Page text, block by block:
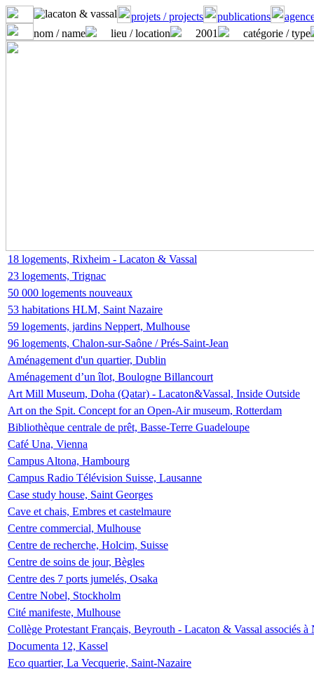
projets / projects publications
nom / name
lieu / location 2001 catégorie / type
18 logements, Rixheim - Lacaton & Vassal
23 logements, Trignac
50 000 logements nouveaux
53 habitations HLM, Saint Nazaire
59 logements, jardins Neppert, Mulhouse
96 logements, Chalon-sur-Saône / Prés-Saint-Jean
Aménagement d'un quartier, Dublin
Aménagement d’un îlot, Boulogne Billancourt
Art Mill Museum, Doha (Qatar) - Lacaton&Vassal, Inside Outside
Art on the Spit. Concept for an Open-Air museum, Rotterdam
Bibliothèque centrale de prêt, Basse-Terre Guadeloupe
Café Una, Vienna
Campus Altona, Hambourg
Campus Radio Télévision Suisse, Lausanne
Case study house, Saint Georges
Cave et chais, Embres et castelmaure
Centre commercial, Mulhouse
Centre de recherche, Holcim, Suisse
Centre de soins de jour, Bègles
Centre des 7 ports jumelés, Osaka
Centre Nobel, Stockholm
Cité manifeste, Mulhouse
Collège Protestant Français, Beyrouth - Lacaton & Vassal associés
Documenta 12, Kassel
Eco quartier, La Vecquerie, Saint-Nazaire